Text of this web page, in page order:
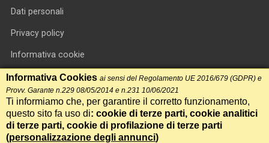
Dati personali
Privacy policy
Informativa cookie
RSS feed
RSS Top News
Contatti
Informativa Cookies ai sensi del Regolamento UE 2016/679 (GDPR) e
Provv. Garante n.229 08/05/2014 e n.231 10/06/2021
Ti informiamo che, per garantire il corretto funzionamento,
questo sito fa uso di: cookie di terze parti, cookie analitici
di terze parti, cookie di profilazione di terze parti
(personalizzazione degli annunci)